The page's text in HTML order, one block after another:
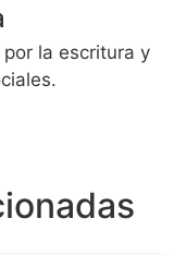
la escritura y